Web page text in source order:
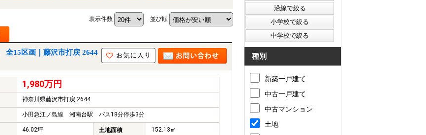
表示件数 並び順
15区画｜藤沢市打戻 2644
1,980万円
神奈川県藤沢市打戻 2644
小田急江ノ島線 湘南台駅 バス18分停歩3分
46.02坪 土地面積 152.13㎡
種別
新築一戸建て
中古一戸建て
中古マンション
土地